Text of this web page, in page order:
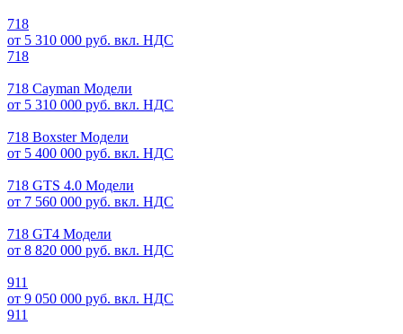
718
от 5 310 000 руб. вкл. НДС
718
718 Cayman Модели
от 5 310 000 руб. вкл. НДС
718 Boxster Модели
от 5 400 000 руб. вкл. НДС
718 GTS 4.0 Модели
от 7 560 000 руб. вкл. НДС
718 GT4 Модели
от 8 820 000 руб. вкл. НДС
911
от 9 050 000 руб. вкл. НДС
911